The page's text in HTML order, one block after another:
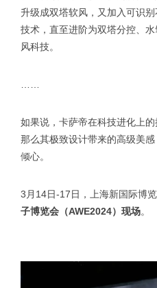
升级成双塔软风，又加入可识
技术，直至进阶为双塔分控、
风科技。
如果说，卡萨帝在科技进化上
那么其极致设计带来的高级美
倾心。
3月14日-17日，上海新国际博览
子博览会（AWE2024）现场。